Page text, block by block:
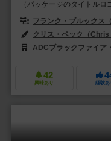
（パッケージのタイトル
フランク・ブルックス
クリス・ベック（Chris
ADCブラックファイ
42
興味あり 経験あ